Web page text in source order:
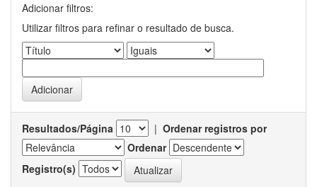
Adicionar filtros:
Utilizar filtros para refinar o resultado de busca.
Resultados/Página | Ordenar registros por
Ordenar
Registro(s)